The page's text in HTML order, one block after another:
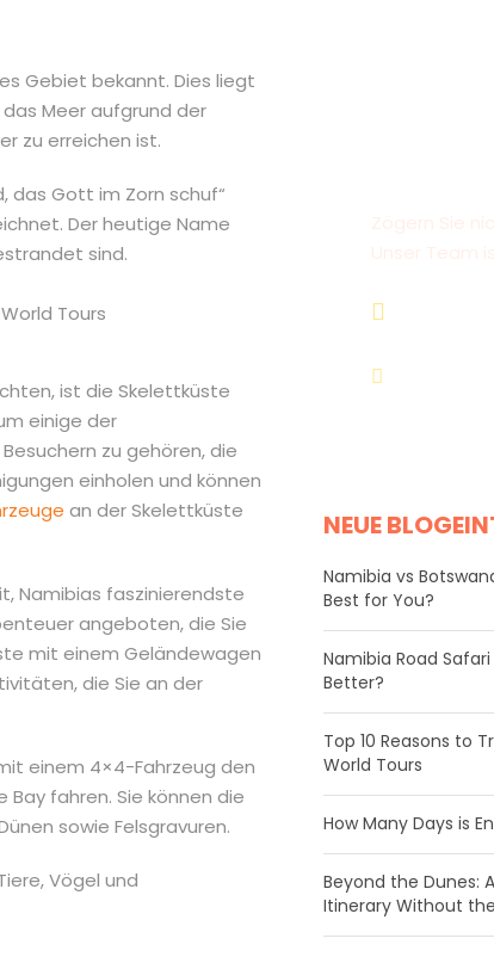
Gebiet bekannt. Dies liegt
Meer aufgrund der
zu erreichen ist.
das Gott im Zorn schuf“
Der heutige Name
sind.
ist die Skelettküste
einige der
zu gehören, die
einholen und können
an der Skelettküste
Namibias faszinierendste
angeboten, die Sie
mit einem Geländewagen
die Sie an der
einem 4×4-Fahrzeug den
Bay fahren. Sie können die
sowie Felsgravuren.
Vögel und
NEUE
Namibia vs
Best for You?
Namibia Road
Better?
​Top 10 Reasons to
World Tours
How Many Days is
Beyond the Dunes:
Itinerary Without